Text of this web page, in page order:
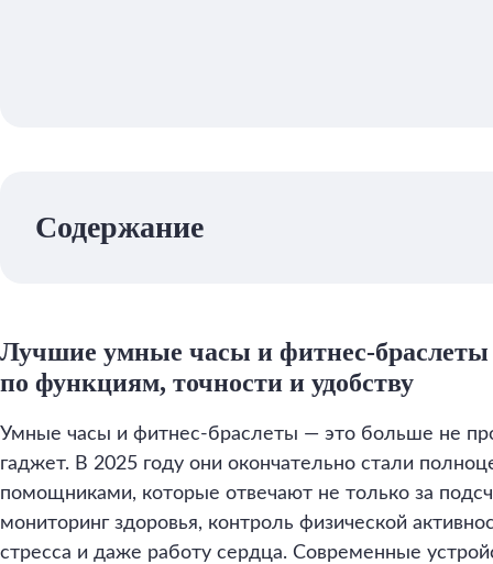
Содержание
Лучшие умные часы и фитнес-браслеты
по функциям, точности и удобству
Умные часы и фитнес-браслеты — это больше не
гаджет. В 2025 году они окончательно стали
помощниками, которые отвечают не только за
мониторинг здоровья, контроль физической
стресса и даже работу сердца. Современные